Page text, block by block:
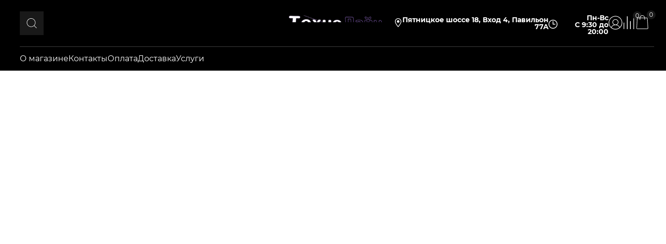
Пятницкое шоссе 18, Вход 4, Павильон
77А
Пн-Вс
С 9:30 до
20:00
0 0
О магазинеКонтактыОплатаДоставкаУслуги